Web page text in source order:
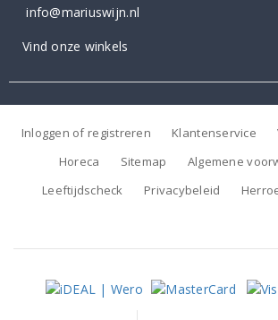
info@mariuswijn.nl
Vind onze winkels
Inloggen of registreren Klantenservice
Horeca
Sitemap
Algemene
Leeftijdscheck
Privacybeleid